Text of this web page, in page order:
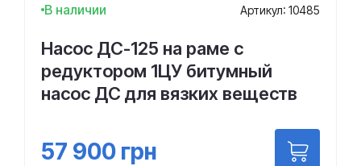
В наличии Артикул: 10485
Насос ДС-125 на раме с
редуктором 1ЦУ битумный
насос ДС для вязких веществ
57 900 грн